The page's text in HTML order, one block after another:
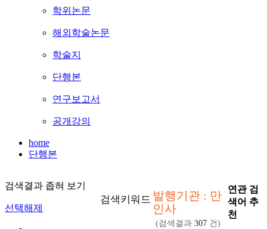
학위논문
해외학술논문
학술지
단행본
연구보고서
공개강의
home
단행본
검색결과 좁혀 보기
선택해제
검색키워드 발행기관 : 만
인사
(검색결과 307 건)
연관 검
색어 추
천